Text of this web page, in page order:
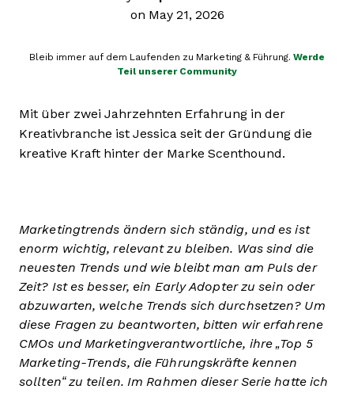
on May 21, 2026
Bleib immer auf dem Laufenden zu Marketing & Führung. Werde
Teil unserer Community
Mit über zwei Jahrzehnten Erfahrung in der
Kreativbranche ist Jessica seit der Gründung die
kreative Kraft hinter der Marke Scenthound.
Marketingtrends ändern sich ständig, und es ist
enorm wichtig, relevant zu bleiben. Was sind die
neuesten Trends und wie bleibt man am Puls der
Zeit? Ist es besser, ein Early Adopter zu sein oder
abzuwarten, welche Trends sich durchsetzen? Um
diese Fragen zu beantworten, bitten wir erfahrene
CMOs und Marketingverantwortliche, ihre „Top 5
Marketing-Trends, die Führungskräfte kennen
sollten“ zu teilen. Im Rahmen dieser Serie hatte ich